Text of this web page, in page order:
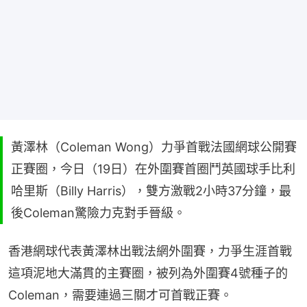
黃澤林（Coleman Wong）力爭首戰法國網球公開賽
正賽圈，今日（19日）在外圍賽首圈鬥英國球手比利
哈里斯（Billy Harris），雙方激戰2小時37分鐘，最
後Coleman驚險力克對手晉級。
香港網球代表黃澤林出戰法網外圍賽，力爭生涯首戰
這項泥地大滿貫的主賽圈，被列為外圍賽4號種子的
Coleman，需要連過三關才可首戰正賽。